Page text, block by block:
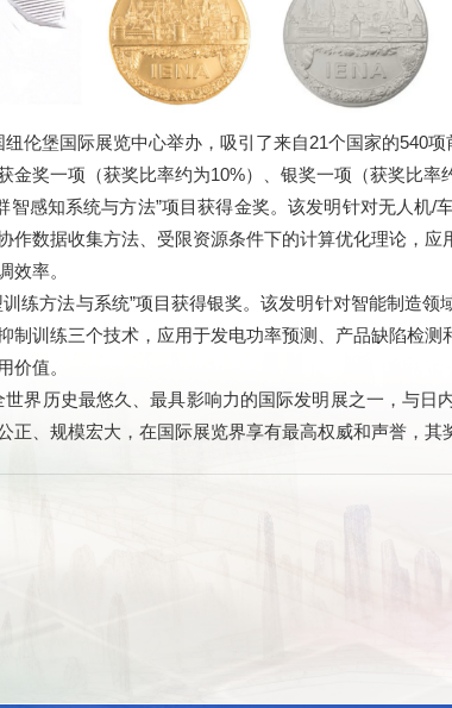
伦堡国际展览中心举办，吸引了来自21个国家的540
奖一项（获奖比率约为10%）、银奖一项（获奖比率
感知系统与方法”项目获得金奖。该发明针对无人机
数据收集方法、受限资源条件下的计算优化理论，
效率。
练方法与系统”项目获得银奖。该发明针对智能制造
训练三个技术，应用于发电功率预测、产品缺陷检
价值。
界历史最悠久、最具影响力的国际发明展之一，与
、规模宏大，在国际展览界享有最高权威和声誉，其